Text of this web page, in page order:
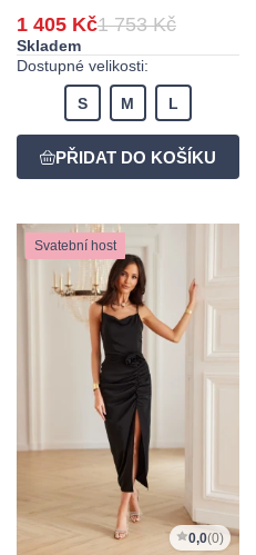
1 405 Kč1 753 Kč
Skladem
Dostupné velikosti:
S M L
Svatební host
0,0(0)